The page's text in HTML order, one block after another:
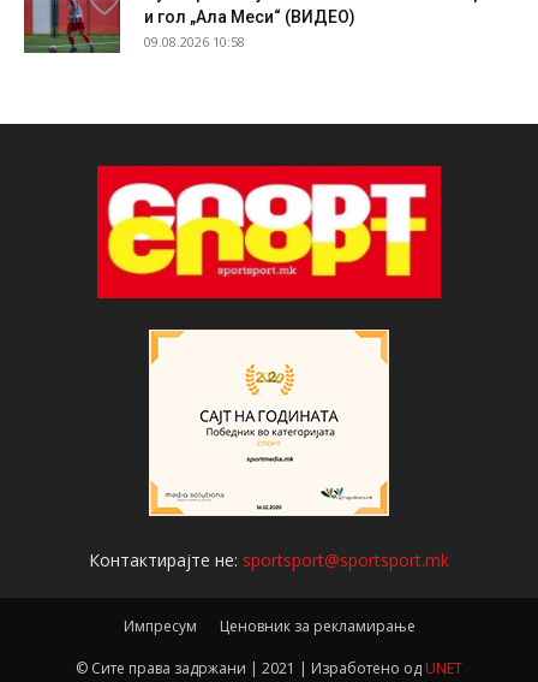
и гол „Ала Меси“ (ВИДЕО)
09.08.2026 10:58
Контактирајте не: sportsport@sportsport.mk
Импресум Ценовник за рекламирање
© Сите права задржани | 2021 | Изработено од UNET